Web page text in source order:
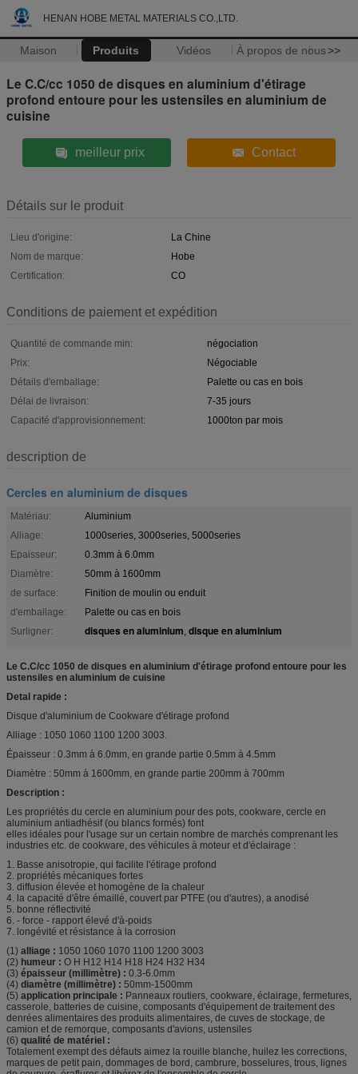
HENAN HOBE METAL MATERIALS CO.,LTD.
Maison Produits Vidéos À propos de nous>>
Le C.C/cc 1050 de disques en aluminium d'étirage
profond entoure pour les ustensiles en aluminium de
cuisine
meilleur prix Contact
Détails sur le produit
Lieu d'origine:
La Chine
Nom de marque:
Hobe
Certification:
CO
Conditions de paiement et expédition
Quantité de commande min:
négociation
Prix:
Négociable
Détails d'emballage:
Palette ou cas en bois
Délai de livraison:
7-35 jours
Capacité d'approvisionnement:
1000ton par mois
description de
Cercles en aluminium de disques
Matériau:
Aluminium
Alliage:
1000series, 3000series, 5000series
Epaisseur:
0.3mm à 6.0mm
Diamètre:
50mm à 1600mm
de surface:
Finition de moulin ou enduit
d'emballage:
Palette ou cas en bois
Surligner:
disques en aluminium, disque en aluminium
Le C.C/cc 1050 de disques en aluminium d'étirage profond entoure pour les
ustensiles en aluminium de cuisine
Detal rapide :
Disque d'aluminium de Cookware d'étirage profond
Alliage : 1050 1060 1100 1200 3003.
Épaisseur : 0.3mm à 6.0mm, en grande partie 0.5mm à 4.5mm
Diamètre : 50mm à 1600mm, en grande partie 200mm à 700mm
Description :
Les propriétés du cercle en aluminium pour des pots, cookware, cercle en
aluminium antiadhésif (ou blancs formés) font
elles idéales pour l'usage sur un certain nombre de marchés comprenant les
industries etc. de cookware, des véhicules à moteur et d'éclairage :
1. Basse anisotropie, qui facilite l'étirage profond
2. propriétés mécaniques fortes
3. diffusion élevée et homogène de la chaleur
4. la capacité d'être émaillé, couvert par PTFE (ou d'autres), a anodisé
5. bonne réflectivité
6. - force - rapport élevé d'à-poids
7. longévité et résistance à la corrosion
(1) alliage : 1050 1060 1070 1100 1200 3003
(2) humeur : O H H12 H14 H18 H24 H32 H34
(3) épaisseur (millimètre) : 0.3-6.0mm
(4) diamètre (millimètre) : 50mm-1500mm
(5) application principale : Panneaux routiers, cookware, éclairage, fermetures,
casserole, batteries de cuisine, composants d'équipement de traitement des
denrées alimentaires des produits alimentaires, de cuves de stockage, de
camion et de remorque, composants d'avions, ustensiles
(6) qualité de matériel :
Totalement exempt des défauts aimez la rouille blanche, huilez les corrections,
marques de petit pain, dommages de bord, cambrure, bosselures, trous, lignes